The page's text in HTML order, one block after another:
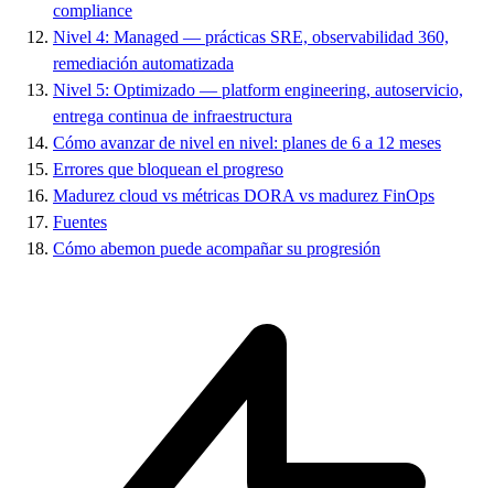
compliance
Nivel 4: Managed — prácticas SRE, observabilidad 360,
remediación automatizada
Nivel 5: Optimizado — platform engineering, autoservicio,
entrega continua de infraestructura
Cómo avanzar de nivel en nivel: planes de 6 a 12 meses
Errores que bloquean el progreso
Madurez cloud vs métricas DORA vs madurez FinOps
Fuentes
Cómo abemon puede acompañar su progresión